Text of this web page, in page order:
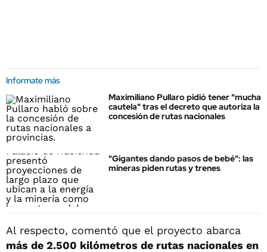
Informate más
Maximiliano Pullaro pidió tener "mucha
cautela" tras el decreto que autoriza la
concesión de rutas nacionales
"Gigantes dando pasos de bebé": las
mineras piden rutas y trenes
Al respecto, comentó que el proyecto abarca
más de 2.500 kilómetros de rutas nacionales en